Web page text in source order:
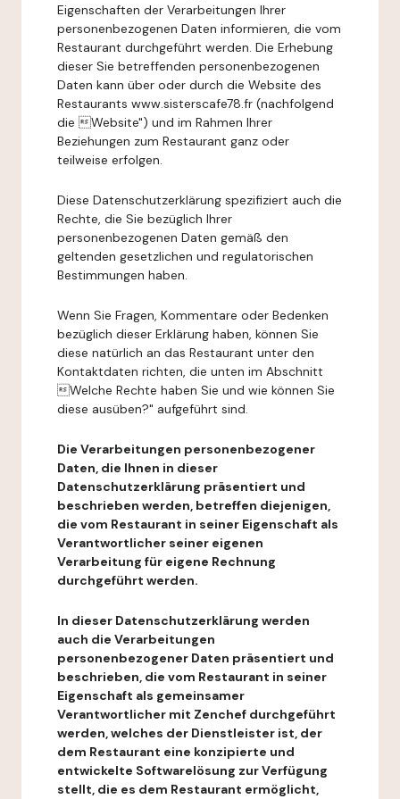
Eigenschaften der Verarbeitungen Ihrer
personenbezogenen Daten informieren, die vom
Restaurant durchgeführt werden. Die Erhebung
dieser Sie betreffenden personenbezogenen
Daten kann über oder durch die Website des
Restaurants www.sisterscafe78.fr (nachfolgend
die Website") und im Rahmen Ihrer
Beziehungen zum Restaurant ganz oder
teilweise erfolgen.
Diese Datenschutzerklärung spezifiziert auch die
Rechte, die Sie bezüglich Ihrer
personenbezogenen Daten gemäß den
geltenden gesetzlichen und regulatorischen
Bestimmungen haben.
Wenn Sie Fragen, Kommentare oder Bedenken
bezüglich dieser Erklärung haben, können Sie
diese natürlich an das Restaurant unter den
Kontaktdaten richten, die unten im Abschnitt
Welche Rechte haben Sie und wie können Sie
diese ausüben?" aufgeführt sind.
Die Verarbeitungen personenbezogener
Daten, die Ihnen in dieser
Datenschutzerklärung präsentiert und
beschrieben werden, betreffen diejenigen,
die vom Restaurant in seiner Eigenschaft als
Verantwortlicher seiner eigenen
Verarbeitung für eigene Rechnung
durchgeführt werden.
In dieser Datenschutzerklärung werden
auch die Verarbeitungen
personenbezogener Daten präsentiert und
beschrieben, die vom Restaurant in seiner
Eigenschaft als gemeinsamer
Verantwortlicher mit Zenchef durchgeführt
werden, welches der Dienstleister ist, der
dem Restaurant eine konzipierte und
entwickelte Softwarelösung zur Verfügung
stellt, die es dem Restaurant ermöglicht,